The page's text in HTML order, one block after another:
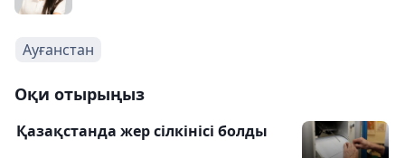
Ауғанстан
Оқи отырыңыз
Қазақстанда жер сілкінісі болды